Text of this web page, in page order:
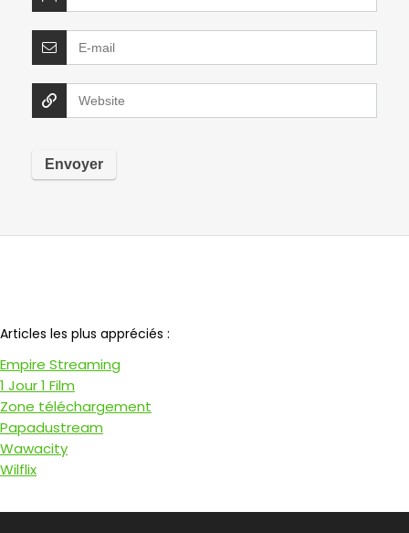
Articles les plus appréciés :
Empire Streaming
1 Jour 1 Film
Zone téléchargement
Papadustream
Wawacity
Wilflix